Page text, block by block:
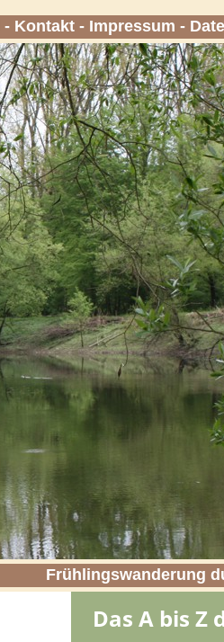
- Kontakt - Impressum -
Frühlingswanderung
Das A bis Z